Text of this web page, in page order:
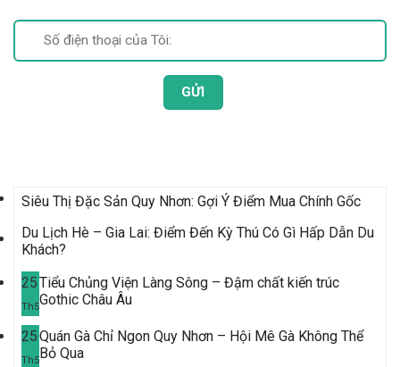
Siêu Thị Đặc Sản Quy Nhơn: Gợi Ý Điểm Mua Chính Gốc
Du Lịch Hè – Gia Lai: Điểm Đến Kỳ Thú Có Gì Hấp Dẫn Du
Khách?
25
Th5
Tiểu Chủng Viện Làng Sông – Đậm chất kiến trúc
Gothic Châu Âu
25
Th5
Quán Gà Chỉ Ngon Quy Nhơn – Hội Mê Gà Không Thể
Bỏ Qua